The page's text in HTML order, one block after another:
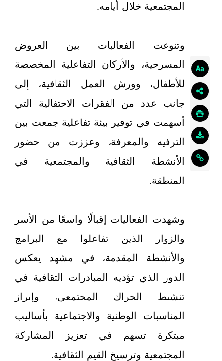
المجتمعية خلال أيامه.
وتنوعت الفعاليات بين العروض
المسرحية، والأركان التفاعلية المخصصة
للأطفال، وورش العمل الثقافية، إلى
جانب عدد من الفقرات الاحتفالية التي
أسهمت في توفير بيئة تفاعلية جمعت بين
الترفيه والمعرفة، وعززت من حضور
الأنشطة الثقافية والمجتمعية في
المنطقة.
وشهدت الفعاليات إقبالًا واسعًا من الأسر
والزوار الذين تفاعلوا مع البرامج
والأنشطة المقدمة، في مشهد يعكس
الدور الذي تؤديه المبادرات الثقافية في
تنشيط الحراك المجتمعي، وإبراز
المناسبات الوطنية والاجتماعية بأساليب
مبتكرة تسهم في تعزيز المشاركة
المجتمعية وترسيخ القيم الثقافية.